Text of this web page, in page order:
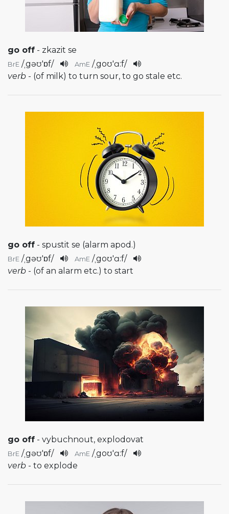
go off - zkazit se
BrE /ˌgəʊ'ɒf/ AmE /ˌgoʊ'ɑ:f/
verb - (of milk) to turn sour, to go stale etc.
go off - spustit se (alarm apod.)
BrE /ˌgəʊ'ɒf/ AmE /ˌgoʊ'ɑ:f/
verb - (of an alarm etc.) to start
go off - vybuchnout, explodovat
BrE /ˌgəʊ'ɒf/ AmE /ˌgoʊ'ɑ:f/
verb - to explode